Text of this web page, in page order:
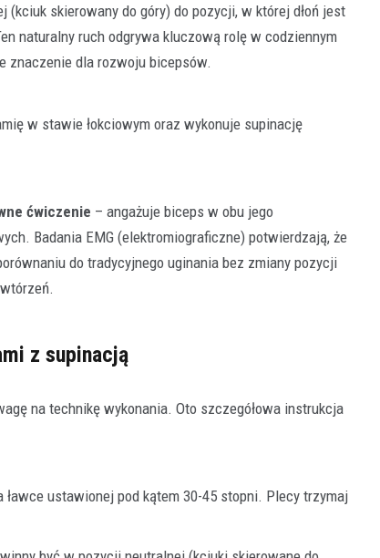
skierowany do góry) do pozycji, w której dłoń jest
naturalny ruch odgrywa kluczową rolę w codziennym
znaczenie dla rozwoju bicepsów.
w stawie łokciowym oraz wykonuje supinację
ćwiczenie – angażuje biceps w obu jego
Badania EMG (elektromiograficzne) potwierdzają, że
do tradycyjnego uginania bez zmiany pozycji
z supinacją
na technikę wykonania. Oto szczegółowa instrukcja
ustawionej pod kątem 30-45 stopni. Plecy trzymaj
Hokej Piłka nożna Rankingi sportowe Sport
Udinese Calcio to klub z bogatą historią, przez
który przewinęły się dziesiątki utalentowanych
piłkarzy. Wielu…